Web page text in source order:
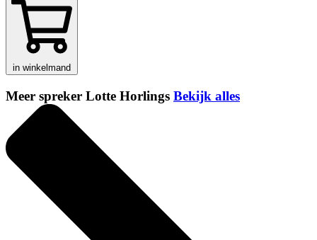
in winkelmand
Meer spreker Lotte Horlings Bekijk alles